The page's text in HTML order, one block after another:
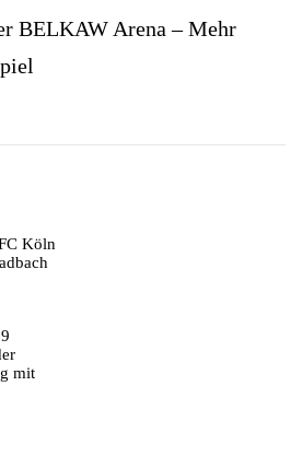
BELKAW Arena – Mehr
Köln
mit